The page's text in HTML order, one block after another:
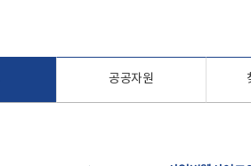
공공자원